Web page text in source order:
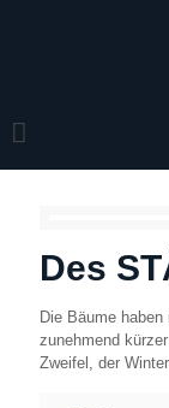
Des
Die Bäume
zunehmend
Zweifel, der